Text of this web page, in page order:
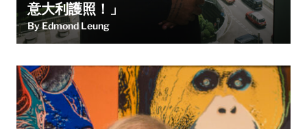
意大利護照！」
By Edmond Leung